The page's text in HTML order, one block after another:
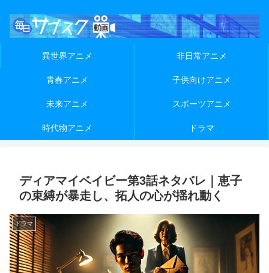
異世界アニメ 非日常アニメ
青春アニメ 子供向けアニメ
未来アニメ スポーツアニメ
時代物アニメ ドラマ
ディアマイベイビー第3話ネタバレ｜恵子
の束縛が暴走し、拓人の心が揺れ動く
ドラマ